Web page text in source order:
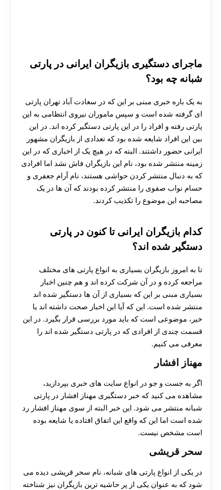
ماجرای دستگیری بازیگران ایرانی در پارتی
شبانه چه بود؟
به یک باره خبری مبنی بر این که در سعادت آباد تهران پارتی
ای گرفته شده است و سپس ماموران نیروی انتظامی به این
پارتی رفته و افراد را در این پارتی دستگیر کرده اند. در این
بین این افراد شایعه شده بود که تعدادی از بازیگران مشهور
ایرانی حضور داشتند. البته که در هیچ یک از اخباری که در این
زمینه منتشر شده بود، نام این بازیگران فاش نشد اما افرادی
که به دنبال منتشر کردن حواشی هستند، نام آرام جعفری و
حسام نواب صفوی را منتشر کرده بودند که آن ها در یک
مصاحبه این موضوع را تکذیب کردند.
کدام بازیگران ایرانی تا کنون در پارتی
دستگیر شده اند؟
تا به امروز بازیگران بسیاری به انواع پارتی های مختلف
مراجعه کرده و در آن شرکت کرده اند و هم چنین اخبار
بسیاری مبنی بر این که بسیاری از آن ها دستگیر شده اند
منتشر شده است. این که آیا این اخبار صحت داشته اند یا
خیر، موضوعی است که باید مورد بررسی قرار بگیرد. در این
قسمت چندی از افرادی که در پارتی دستگیر شده اند را
معرفی می کنیم.
مهناز افشار
اگر به جست و جو در انواع سایت های خبری بپردازید،
مشاهده می کنید که خبر دستگیری مهناز افشار در پارتی
شبانه منتشر می شود. این خبر البته از سوی مهناز افشار رد
شده است اما این که واقع این اتفاق افتاده یا شایعه بوده
است مشخص نیست.
سحر قریشی
در یکی از انواع پارتی های شبانه، نام سحر قریشی دیده می
شود که به عنوان یکی از پر حاشیه ترین بازیگران نیز شناخته